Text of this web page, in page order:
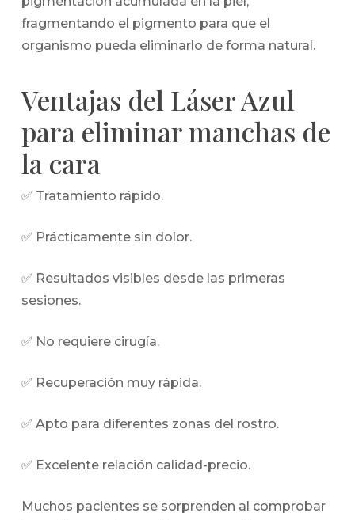
fragmentando el pigmento para que el
organismo pueda eliminarlo de forma natural.
Ventajas del Láser Azul
para eliminar manchas de
la cara
✅ Tratamiento rápido.
✅ Prácticamente sin dolor.
✅ Resultados visibles desde las primeras
sesiones.
✅ No requiere cirugía.
✅ Recuperación muy rápida.
✅ Apto para diferentes zonas del rostro.
✅ Excelente relación calidad-precio.
Muchos pacientes se sorprenden al comprobar